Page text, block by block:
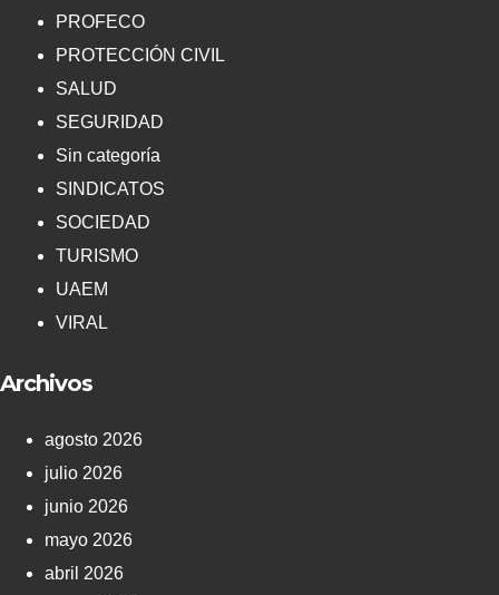
PROFECO
PROTECCIÓN CIVIL
SALUD
SEGURIDAD
Sin categoría
SINDICATOS
SOCIEDAD
TURISMO
UAEM
VIRAL
Archivos
agosto 2026
julio 2026
junio 2026
mayo 2026
abril 2026